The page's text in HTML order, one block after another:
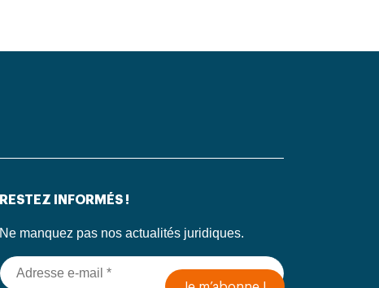
RESTEZ INFORMÉS !
Ne manquez pas nos actualités juridiques.